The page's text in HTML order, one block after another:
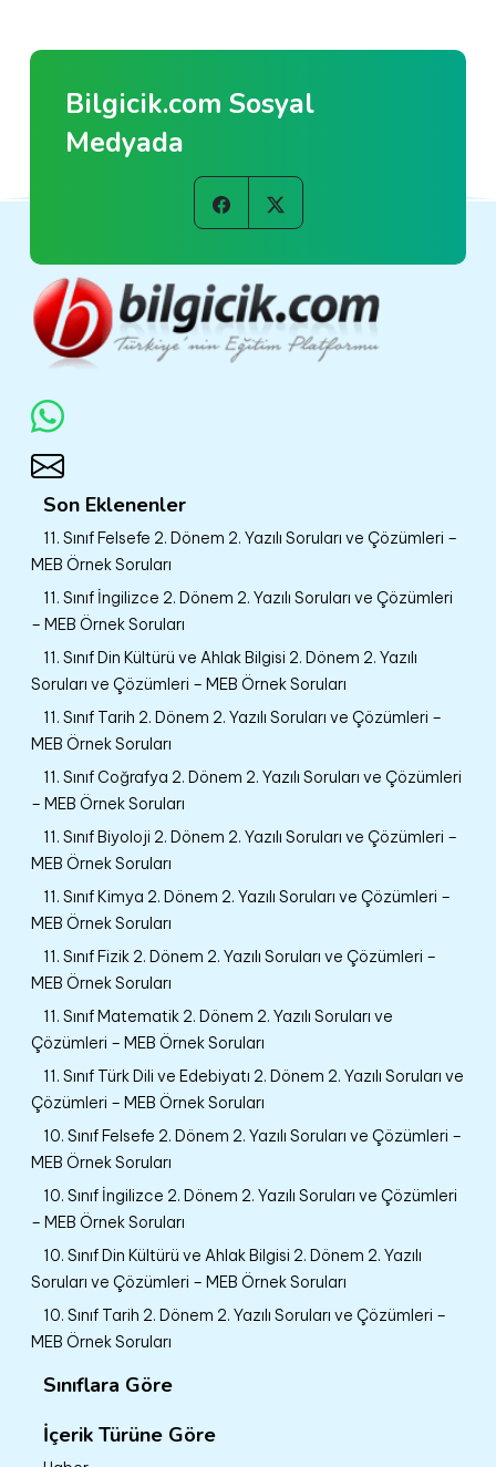
Bilgicik.com Sosyal
Medyada
Son Eklenenler
11. Sınıf Felsefe 2. Dönem 2. Yazılı Soruları ve Çözümleri –
MEB Örnek Soruları
11. Sınıf İngilizce 2. Dönem 2. Yazılı Soruları ve Çözümleri
– MEB Örnek Soruları
11. Sınıf Din Kültürü ve Ahlak Bilgisi 2. Dönem 2. Yazılı
Soruları ve Çözümleri – MEB Örnek Soruları
11. Sınıf Tarih 2. Dönem 2. Yazılı Soruları ve Çözümleri –
MEB Örnek Soruları
11. Sınıf Coğrafya 2. Dönem 2. Yazılı Soruları ve Çözümleri
– MEB Örnek Soruları
11. Sınıf Biyoloji 2. Dönem 2. Yazılı Soruları ve Çözümleri –
MEB Örnek Soruları
11. Sınıf Kimya 2. Dönem 2. Yazılı Soruları ve Çözümleri –
MEB Örnek Soruları
11. Sınıf Fizik 2. Dönem 2. Yazılı Soruları ve Çözümleri –
MEB Örnek Soruları
11. Sınıf Matematik 2. Dönem 2. Yazılı Soruları ve
Çözümleri – MEB Örnek Soruları
11. Sınıf Türk Dili ve Edebiyatı 2. Dönem 2. Yazılı Soruları ve
Çözümleri – MEB Örnek Soruları
10. Sınıf Felsefe 2. Dönem 2. Yazılı Soruları ve Çözümleri –
MEB Örnek Soruları
10. Sınıf İngilizce 2. Dönem 2. Yazılı Soruları ve Çözümleri
– MEB Örnek Soruları
10. Sınıf Din Kültürü ve Ahlak Bilgisi 2. Dönem 2. Yazılı
Soruları ve Çözümleri – MEB Örnek Soruları
10. Sınıf Tarih 2. Dönem 2. Yazılı Soruları ve Çözümleri –
MEB Örnek Soruları
Sınıflara Göre
İçerik Türüne Göre